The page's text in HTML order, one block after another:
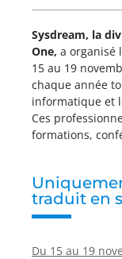
Sysdream, la
One, a organisé
15 au 19
chaque année
informatique et
Ces
formations,
traduit en
Du 15 au 19